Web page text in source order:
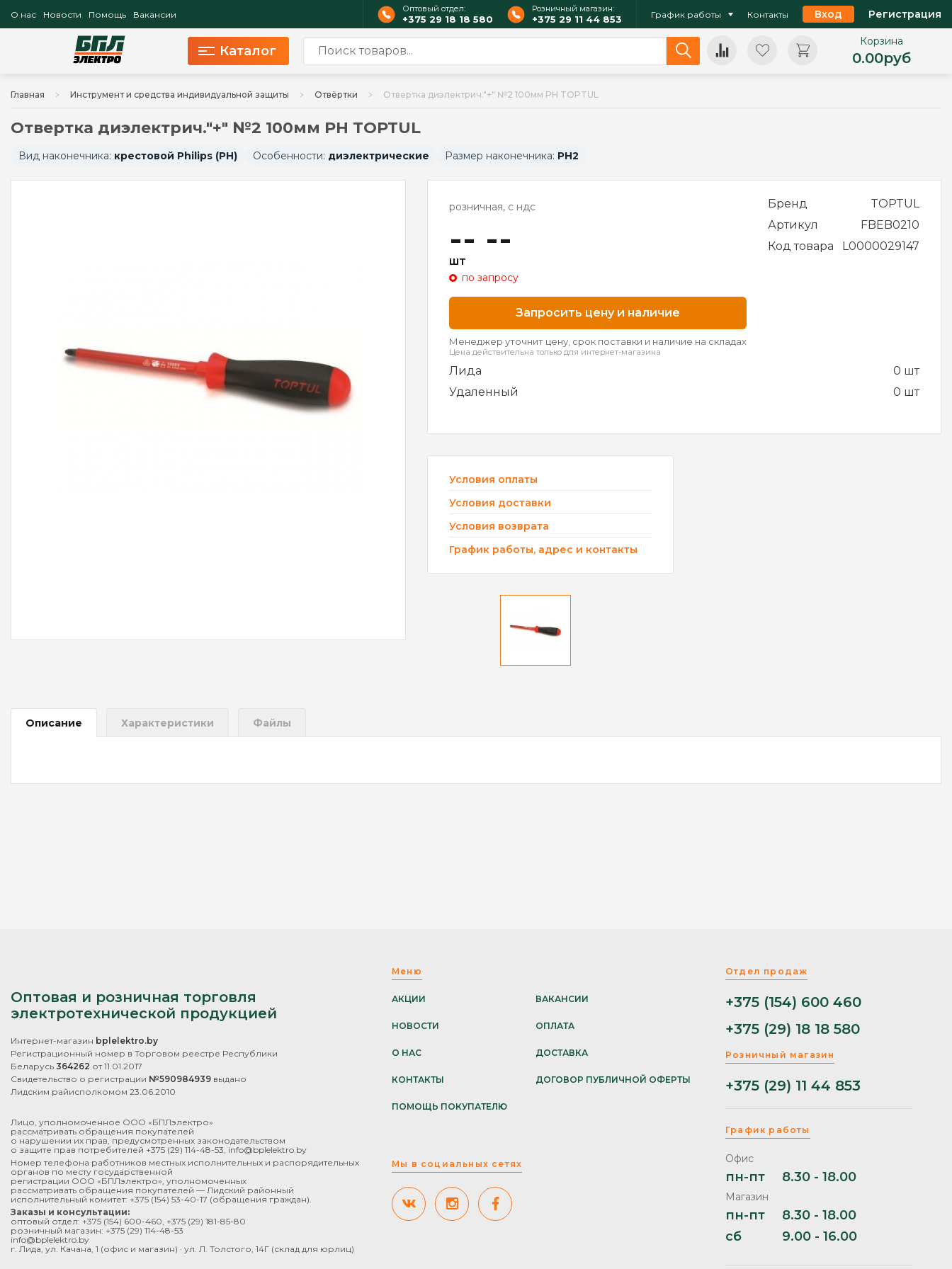
О нас Новости Помощь Вакансии
Оптовый отдел:
+375 29 18 18 580
Розничный магазин:
+375 29 11 44 853 График работы Контакты Вход Регистрация
Каталог
Корзина
0.00руб
Главная Инструмент и средства индивидуальной защиты Отвёртки Отвертка диэлектрич."+" №2 100мм PН TOPTUL
Отвертка диэлектрич."+" №2 100мм PН TOPTUL
Вид наконечника: крестовой Philips (PH) Особенности: диэлектрические Размер наконечника: PH2
розничная, с ндс
-- --
шт
по запросу
Запросить цену и наличие
Менеджер уточнит цену, срок поставки и наличие на складах
Цена действительна только для интернет-магазина
Бренд
TOPTUL
Артикул
FBEB0210
Код товара
L0000029147
Лида
0 шт
Удаленный
0 шт
Условия оплаты
Условия доставки
Условия возврата
График работы, адрес и контакты
Описание Характеристики Файлы
Оптовая и розничная торговля
электротехнической продукцией
Интернет-магазин bplelektro.by
Регистрационный номер в Торговом реестре Республики
Беларусь 364262 от 11.01.2017
Свидетельство о регистрации №590984939 выдано
Лидским райисполкомом 23.06.2010
Лицо, уполномоченное ООО «БПЛэлектро»
рассматривать обращения покупателей
о нарушении их прав, предусмотренных законодательством
о защите прав потребителей +375 (29) 114-48-53 info@bplelektro.by
Номер телефона работников местных исполнительных и распорядительных
органов по месту государственной
регистрации ООО «БПЛэлектро», уполномоченных
рассматривать обращения покупателей — Лидский районный
исполнительный комитет: +375 (154) 53-40-17 (обращения граждан).
Заказы и консультации:
оптовый отдел: +375 (154) 600-460 +375 (29) 181-85-80
розничный магазин: +375 (29) 114-48-53
info@bplelektro.by
г. Лида, ул. Качана, 1 (офис и магазин) · ул. Л. Толстого, 14Г (склад для юрлиц)
Меню
АКЦИИ
НОВОСТИ
О НАС
КОНТАКТЫ
ПОМОЩЬ ПОКУПАТЕЛЮ
ВАКАНСИИ
ОПЛАТА
ДОСТАВКА
ДОГОВОР ПУБЛИЧНОЙ ОФЕРТЫ
Мы в социальных сетях
Отдел продаж
+375 (154) 600 460
+375 (29) 18 18 580
Розничный магазин
+375 (29) 11 44 853
График работы
Офис
пн-пт 8.30 - 18.00
Магазин
пн-пт
8.30 - 18.00
сб
9.00 - 16.00